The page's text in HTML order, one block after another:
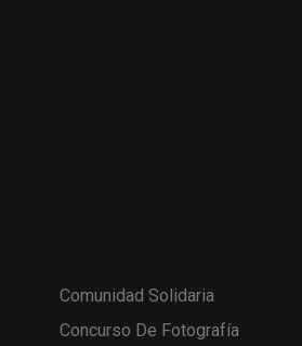
Comunidad Solidaria
Concurso De Fotografía